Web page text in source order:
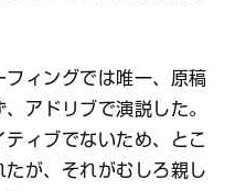
ィングでは唯一、原稿
アドリブで演説した。
ィブでないため、とこ
が、それがむしろ親し